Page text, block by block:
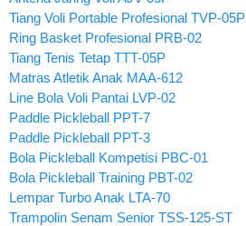
Tiang Voli Portable Profesional TVP-05P
Ring Basket Profesional PRB-02
Tiang Tenis Tetap TTT-05P
Matras Atletik Anak MAA-612
Line Bola Voli Pantai LVP-02
Paddle Pickleball PPT-7
Paddle Pickleball PPT-3
Bola Pickleball Kompetisi PBC-01
Bola Pickleball Training PBT-02
Lempar Turbo Anak LTA-70
Trampolin Senam Senior TSS-125-ST